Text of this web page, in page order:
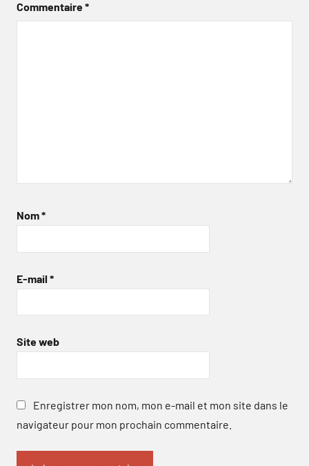
Commentaire*
Nom*
E-mail *
Site web
Enregistrer mon nom, mon e-mail et mon site dans le
navigateur pour mon prochain commentaire.